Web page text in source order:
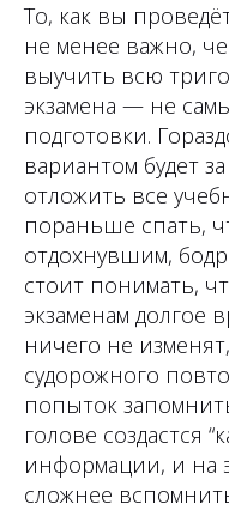
То, как вы
не менее важно,
выучить всю
экзамена — не
подготовки.
вариантом будет
отложить все
пораньше спать,
отдохнувшим,
стоит понимать,
экзаменам долгое
ничего не
судорожного
попыток
голове создастся
информации, и на
сложнее